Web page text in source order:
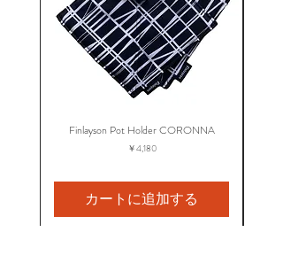
Finlayson Pot Holder CORONNA
価格
￥4,180
カートに追加する